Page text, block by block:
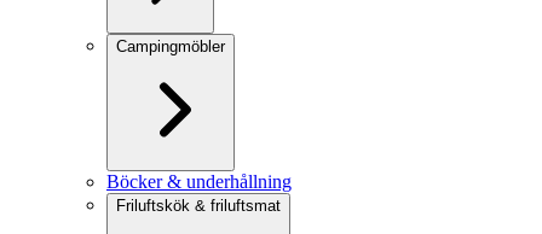
Campingmöbler
Böcker & underhållning
Friluftskök & friluftsmat